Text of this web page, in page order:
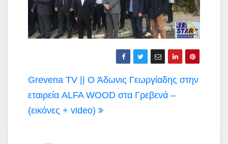
Πλοήγηση
άρθρων
Grevena TV || O Άδωνις Γεωργίαδης στην
εταιρεία ALFA WOOD στα Γρεβενά –
(εικόνες + video)